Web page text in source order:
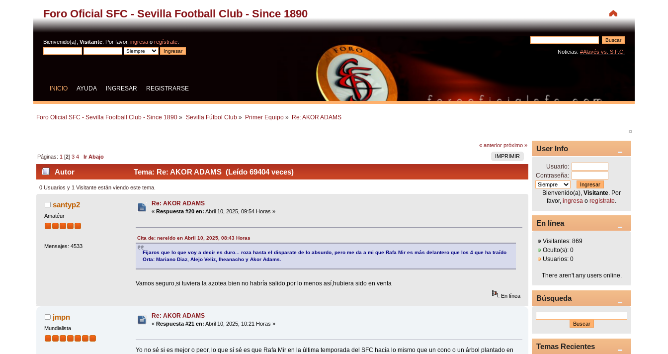
Foro Oficial SFC - Sevilla Football Club - Since 1890
Bienvenido(a),Visitante . Por favor,ingresa oregístrate
Noticias: #Alavés vs. S.F.C.
INICIO AYUDA INGRESAR REGISTRARSE
Foro Oficial SFC - Sevilla Football Club - Since 1890 » Sevilla Fútbol Club» Primer Equipo» Re: AKOR ADAMS
« anterior próximo »
IMPRIMIR
Páginas: 1 [2]3 4 Ir Abajo
Autor Tema: Re: AKOR ADAMS (Leído 69404 veces)
0 Usuarios y 1 Visitante están viendo este tema.
santyp2
Amatéur
Mensajes: 4533
Re: AKOR ADAMS
«Respuesta #20 en: Abril 10, 2025, 09:54 Horas »
Cita de: nereido en Abril 10, 2025, 08:43 Horas
Fijaros que lo que voy a decir es duro... roza hasta el disparate de lo absurdo, pero me da a mi que Rafa Mir es más delantero que los 4 que ha traído
Orta: Mariano Diaz, Alejo Veliz, Iheanacho y Akor Adams.
Vamos seguro,si tuviera la azotea bien no habría salido,por lo menos así,hubiera sido en venta
En línea
jmpn
Mundialista
Re: AKOR ADAMS
«Respuesta #21 en: Abril 10, 2025, 10:21 Horas »
Yo no sé si es mejor o peor, lo que sí sé es que Rafa Mir en la última temporada del SFC hacía lo mismo que un cono o un árbol plantado en
User Info
Usuario:
Contraseña:
Bienvenido(a),Visitante . Por
favor,ingresa oregístrate
En línea
Visitantes: 869
Oculto(s): 0
Usuarios: 0
There aren't any users online.
Búsqueda
Temas Recientes